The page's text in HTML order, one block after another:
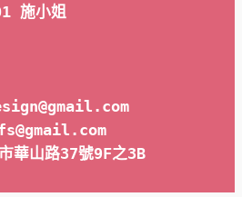
施小姐
華山路37號9F之3B